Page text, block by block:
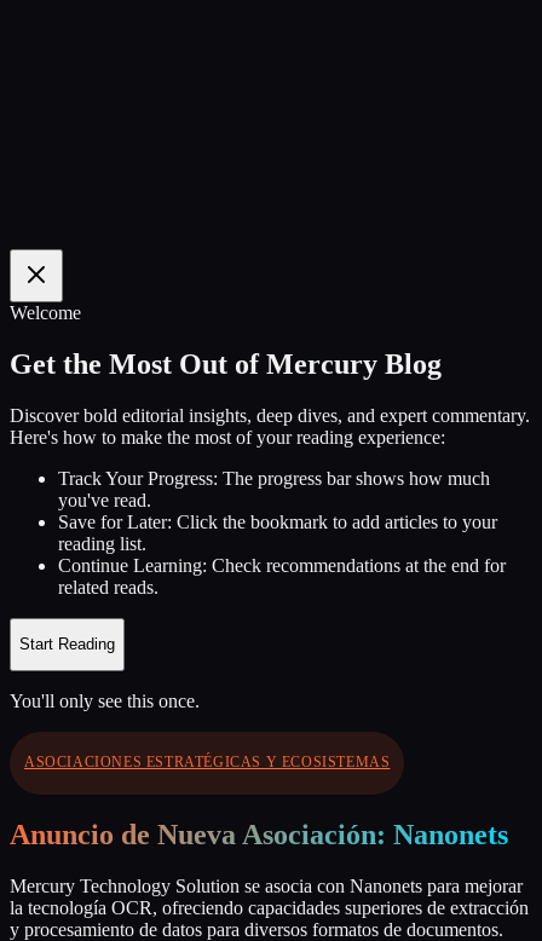
100 %
Welcome
Get the Most Out of Mercury Blog
Discover bold editorial insights, deep dives, and expert commentary.
Here's how to make the most of your reading experience:
Track Your Progress: The progress bar shows how much
you've read.
Save for Later: Click the bookmark to add articles to your
reading list.
Continue Learning: Check recommendations at the end for
related reads.
Start Reading
You'll only see this once.
ASOCIACIONES ESTRATÉGICAS Y ECOSISTEMAS
Anuncio de Nueva Asociación: Nanonets
Mercury Technology Solution se asocia con Nanonets para mejorar
la tecnología OCR, ofreciendo capacidades superiores de extracción
y procesamiento de datos para diversos formatos de documentos.